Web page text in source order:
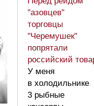
"азовцев"
торговцы
"Черемушек"
попрятали
российский
У меня
в холодильнике
3 рыбные